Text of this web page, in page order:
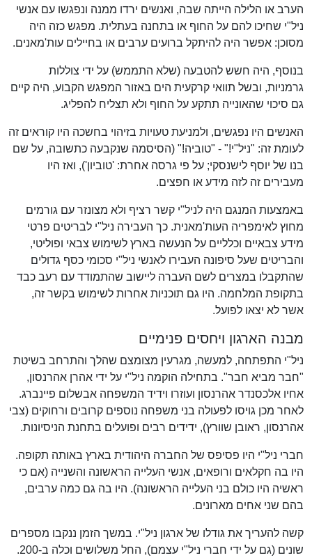
הערב או הלילה הייתה שבה, ואנשים ירדו ממנה ונפגשו עם אנשי
ניל"י שחיכו להם על החוף או בתחנה בעתלית. מפגש כזה היה
מסוכן: אפשר היה להיתקל ברועים ערבים או בחיילים עות'מאנים.
בנוסף, היה חשש להטבעה (שלא התממש) על ידי צוללות
גרמניות, ובשל תוואי קרקעית הים באזור המפגש הקבוע, היה קיים
גם סיכוי שהאונייה תתקע על החוף ולא תצליח להפליג.
האנשים היו נפגשים, ולמניעת טעויות בזיהוי בחשכה היו קוראים זה
לעומת זה: "ניל"י!" - "טוביה!" (הסיסמה שנקבעה כתשובה, על שם
בנו של יוסף לישנסקי; על פי גרסה אחרת: 'טוביון'), ואז היו
מעבירים זה לזה מידע או חפצים.
באמצעות המנגם היה לניל"י קשר רציף ולא מצונזר עם גורמים
מחוץ לאימפריה העות'מאנית. כך העבירה ניל"י לבריטים פרטי
מידע צבאיים וכלליים על הנעשה בארץ לשימוש צבאי ופוליטי,
והבריטים שעל סיפונה העבירו לאנשי ניל"י סכומי כסף גדולים
שהתקבלו במצרים לשם העברה ליישוב שהתמודד עם רעב כבד
בתקופת המלחמה. היו גם תוכניות אחרות לשימוש בקשר זה,
אשר לא יצאו לפועל.
מבנה הארגון ויחסים פנימיים
ניל"י התפתחה, למעשה, מגרעין מצומצם שהלך והתרחב בשיטת
"חבר מביא חבר". בתחילה הוקמה ניל"י על ידי אהרן אהרנסון,
אחיו אלכסנדר אהרנסון ועוזרו וידיד המשפחה אבשלום פיינברג.
לאחר מכן גויסו לפעולה בני משפחה נוספים קרובים ורחוקים (צבי
אהרנסון, ראובן שוורץ), ידידים רבים ופועלים בתחנת הניסיונות.
חברי ניל"י היו פסיפס של החברה היהודית בארץ באותה תקופה.
היו בה חקלאים ורופאים, אנשי העלייה הראשונה והשנייה (אם כי
ראשיה היו כולם בני העלייה הראשונה). היו בה גם כמה ערבים,
בהם שני אחים מארונים.
קשה להעריך את גודלו של ארגון ניל"י. במשך הזמן ננקבו מספרים
שונים (גם על ידי חברי ניל"י עצמם), החל משלושים וכלה ב-200.